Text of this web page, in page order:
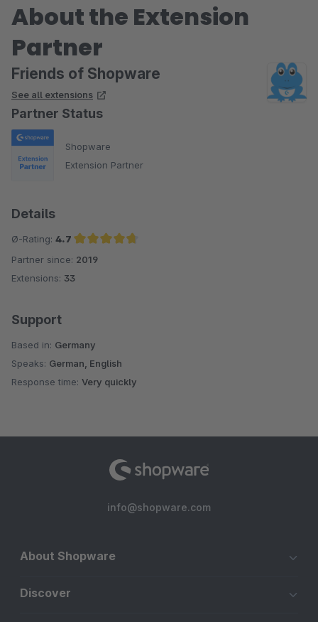
About the Extension
Partner
Friends of Shopware
See all extensions
Partner Status
Shopware
Extension Partner
Details
Ø-Rating: 4.7
Average rating of 4.7 out of 5 stars
Partner since: 2019
Extensions: 33
Support
Based in: Germany
Speaks: German, English
Response time: Very quickly
info@shopware.com
About Shopware
Discover